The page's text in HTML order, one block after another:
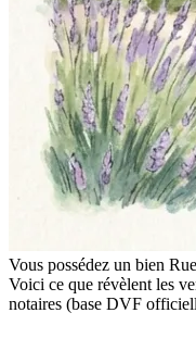
Vous possédez un bien
Voici ce que révèlent les
notaires (base DVF